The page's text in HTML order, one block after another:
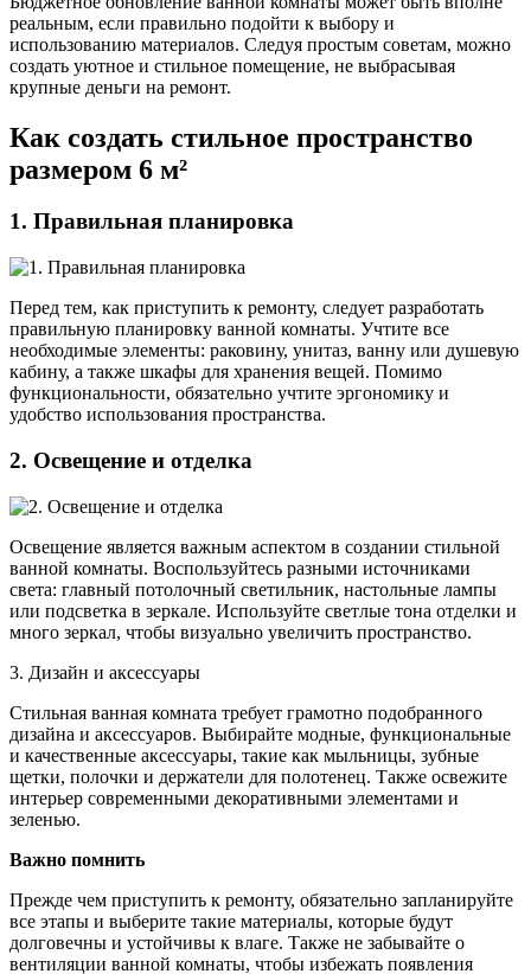
реальным, если правильно подойти к выбору и
использованию материалов. Следуя простым советам, можно
создать уютное и стильное помещение, не выбрасывая
крупные деньги на ремонт.
Как создать стильное пространство
размером 6 м²
1. Правильная планировка
Перед тем, как приступить к ремонту, следует разработать
правильную планировку ванной комнаты. Учтите все
необходимые элементы: раковину, унитаз, ванну или душевую
кабину, а также шкафы для хранения вещей. Помимо
функциональности, обязательно учтите эргономику и
удобство использования пространства.
2. Освещение и отделка
Освещение является важным аспектом в создании стильной
ванной комнаты. Воспользуйтесь разными источниками
света: главный потолочный светильник, настольные лампы
или подсветка в зеркале. Используйте светлые тона отделки и
много зеркал, чтобы визуально увеличить пространство.
3. Дизайн и аксессуары
Стильная ванная комната требует грамотно подобранного
дизайна и аксессуаров. Выбирайте модные, функциональные
и качественные аксессуары, такие как мыльницы, зубные
щетки, полочки и держатели для полотенец. Также освежите
интерьер современными декоративными элементами и
зеленью.
Важно помнить
Прежде чем приступить к ремонту, обязательно запланируйте
все этапы и выберите такие материалы, которые будут
долговечны и устойчивы к влаге. Также не забывайте о
вентиляции ванной комнаты, чтобы избежать появления